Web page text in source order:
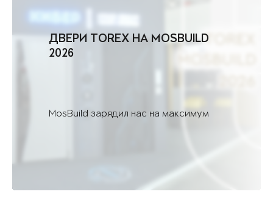
ДВЕРИ TOREX НА MOSBUILD
2026
MosBuild зарядил нас на максимум